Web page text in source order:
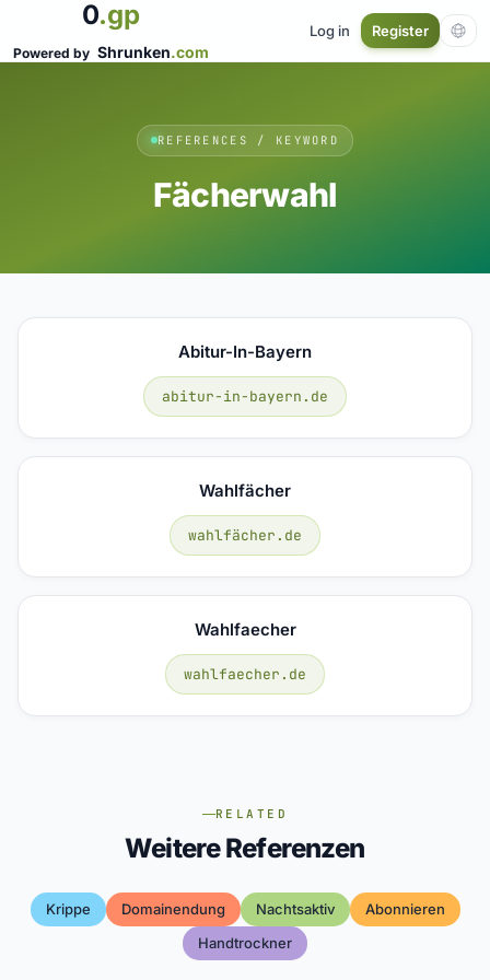
0.gp
Powered by Shrunken.com
Log in Register
REFERENCES / KEYWORD
Fächerwahl
Abitur-In-Bayern
abitur-in-bayern.de
Wahlfächer
wahlfächer.de
Wahlfaecher
wahlfaecher.de
RELATED
Weitere Referenzen
Krippe Domainendung Nachtsaktiv
Abonnieren
Handtrockner